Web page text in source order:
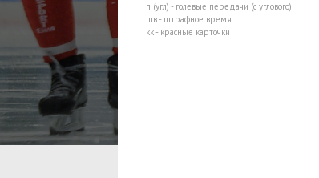
п (угл) - голевые передачи (с углового)
шв - штрафное время
кк - красные карточки